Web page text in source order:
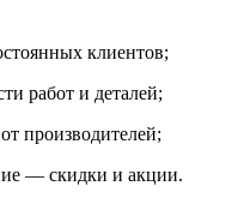
клиентов;
работ и деталей;
производителей;
— скидки и акции.